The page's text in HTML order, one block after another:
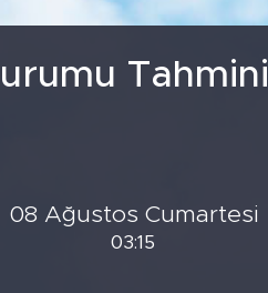
Tahmini
08 Ağustos Cumartesi
03:15